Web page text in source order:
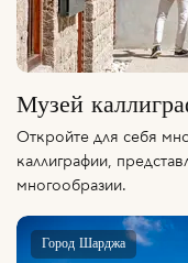
Музей
Откройте для себя
каллиграфии,
многообразии.
Город Шарджа